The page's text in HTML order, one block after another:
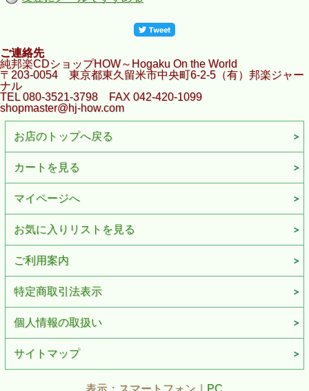
ご連絡先
純邦楽CDショップHOW～Hogaku On the World
〒203-0054 東京都東久留米市中央町6-2-5（有）邦楽ジャー
ナル
TEL 080-3521-3798 FAX 042-420-1099
shopmaster@hj-how.com
お店のトップへ戻る
カートを見る
マイページへ
お気に入りリストを見る
ご利用案内
特定商取引法表示
個人情報の取扱い
サイトマップ
表示：スマートフォン｜ PC